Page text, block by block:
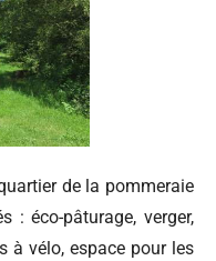
de la pommeraie
: éco-pâturage, verger,
à vélo, espace pour les